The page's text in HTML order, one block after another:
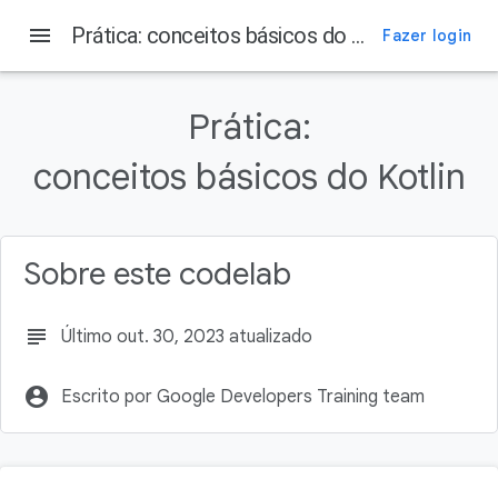
O que é necessário
2. Notificações para dispositivos móveis
menu Prática: conceitos básicos do Kotlin Fazer login
Prática:
conceitos básicos do Kotlin
Sobre este codelab
subject Último out. 30, 2023 atualizado
account_circle Escrito por Google Developers Training team